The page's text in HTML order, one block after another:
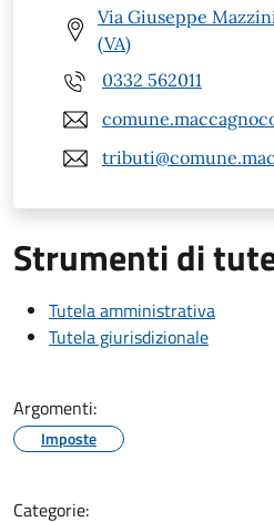
Via Giuseppe
(VA)
0332 562011
Strumenti di
Tutela amministrativa
Tutela giurisdizionale
Argomenti:
Imposte
Categorie: